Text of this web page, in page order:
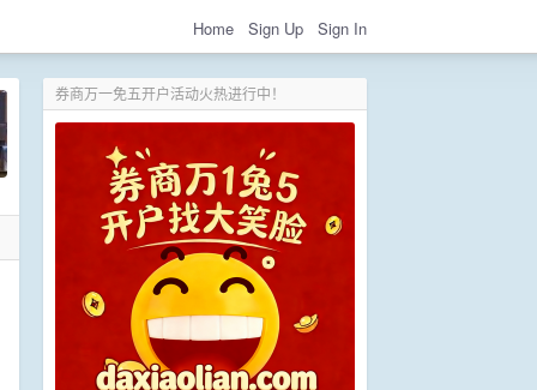
Home Sign Up Sign In
券商万一免五开户活动火热进行中！